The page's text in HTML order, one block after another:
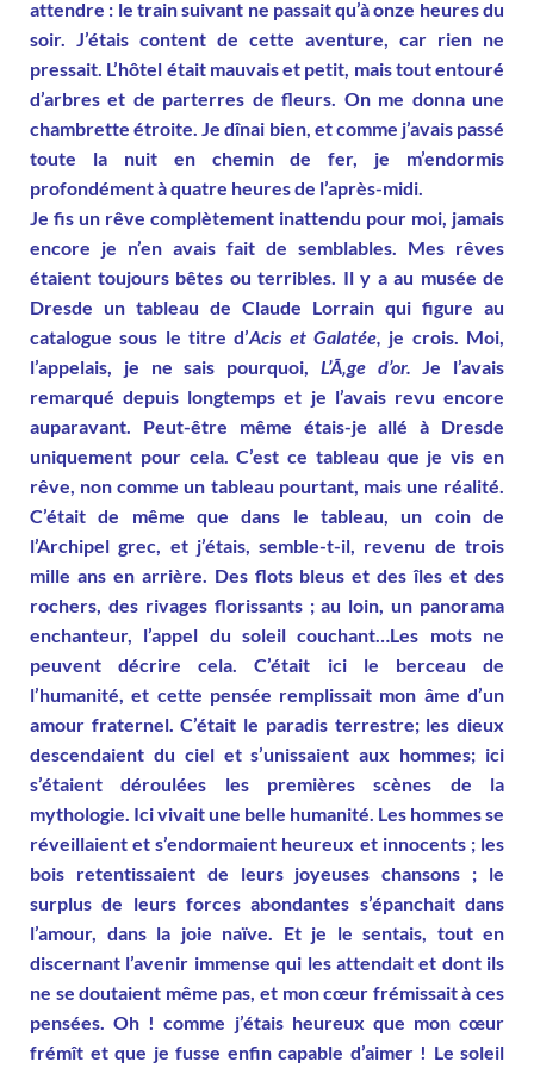
attendre : le train suivant ne passait qu’à onze heures du
soir. J’étais content de cette aventure, car rien ne
pressait. L’hôtel était mauvais et petit, mais tout entouré
d’arbres et de parterres de fleurs. On me donna une
chambrette étroite. Je dînai bien, et comme j’avais passé
toute la nuit en chemin de fer, je m’endormis
profondément à quatre heures de l’après-midi.
Je fis un rêve complètement inattendu pour moi, jamais
encore je n’en avais fait de semblables. Mes rêves
étaient toujours bêtes ou terribles. Il y a au musée de
Dresde un tableau de Claude Lorrain qui figure au
catalogue sous le titre d’Acis et Galatée, je crois. Moi,
l’appelais, je ne sais pourquoi, L’Ã‚ge d’or.Je l’avais
remarqué depuis longtemps et je l’avais revu encore
auparavant. Peut-être même étais-je allé à Dresde
uniquement pour cela. C’est ce tableau que je vis en
rêve, non comme un tableau pourtant, mais une réalité.
C’était de même que dans le tableau, un coin de
l’Archipel grec, et j’étais, semble-t-il, revenu de trois
mille ans en arrière. Des flots bleus et des îles et des
rochers, des rivages florissants ; au loin, un panorama
enchanteur, l’appel du soleil couchant…Les mots ne
peuvent décrire cela. C’était ici le berceau de
l’humanité, et cette pensée remplissait mon âme d’un
amour fraternel. C’était le paradis terrestre; les dieux
descendaient du ciel et s’unissaient aux hommes; ici
s’étaient déroulées les premières scènes de la
mythologie. Ici vivait une belle humanité. Les hommes se
réveillaient et s’endormaient heureux et innocents ; les
bois retentissaient de leurs joyeuses chansons ; le
surplus de leurs forces abondantes s’épanchait dans
l’amour, dans la joie naïve. Et je le sentais, tout en
discernant l’avenir immense qui les attendait et dont ils
ne se doutaient même pas, et mon cœur frémissait à ces
pensées. Oh ! comme j’étais heureux que mon cœur
frémît et que je fusse enfin capable d’aimer ! Le soleil